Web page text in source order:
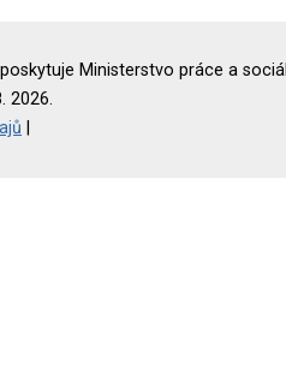
Ministerstvo práce a
2026.